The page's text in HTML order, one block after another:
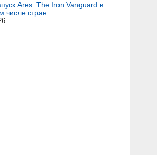
Ares: The Iron Vanguard в
числе стран